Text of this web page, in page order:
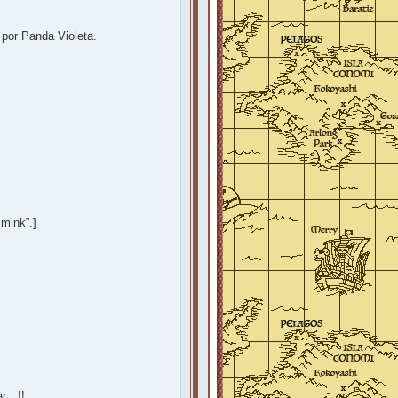
Panda Violeta.